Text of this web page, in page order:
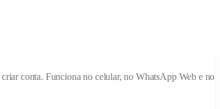
conta. Funciona no celular, no WhatsApp Web e no